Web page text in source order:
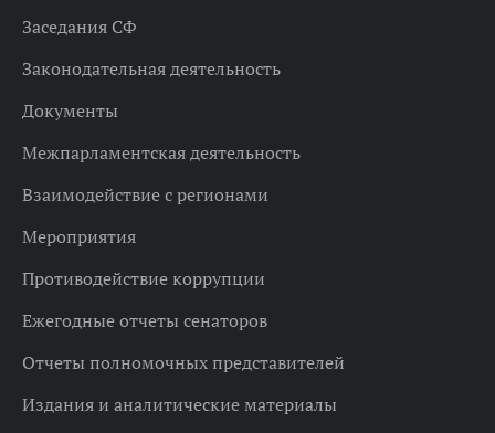
Заседания СФ
Законодательная деятельность
Документы
Межпарламентская деятельность
Взаимодействие с регионами
Мероприятия
Противодействие коррупции
Ежегодные отчеты сенаторов
Отчеты полномочных представителей
Издания и аналитические материалы